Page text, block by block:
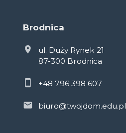
Brodnica
ul. Duży Rynek 21
87-300 Brodnica
+48 796 398 607
biuro@twojdom.edu.pl